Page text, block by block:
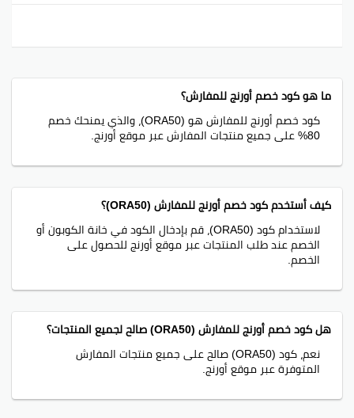
ما هو كود خصم أورنج للمفارش؟
كود خصم أورنج للمفارش هو (ORA50)، والذي يمنحك خصم
80% على جميع منتجات المفارش عبر موقع أورنج.
كيف أستخدم كود خصم أورنج للمفارش (ORA50)؟
لاستخدام كود (ORA50)، قم بإدخال الكود في خانة الكوبون أو
الخصم عند طلب المنتجات عبر موقع أورنج للحصول على
الخصم.
هل كود خصم أورنج للمفارش (ORA50) صالح لجميع المنتجات؟
نعم، كود (ORA50) صالح على جميع منتجات المفارش
المتوفرة عبر موقع أورنج.